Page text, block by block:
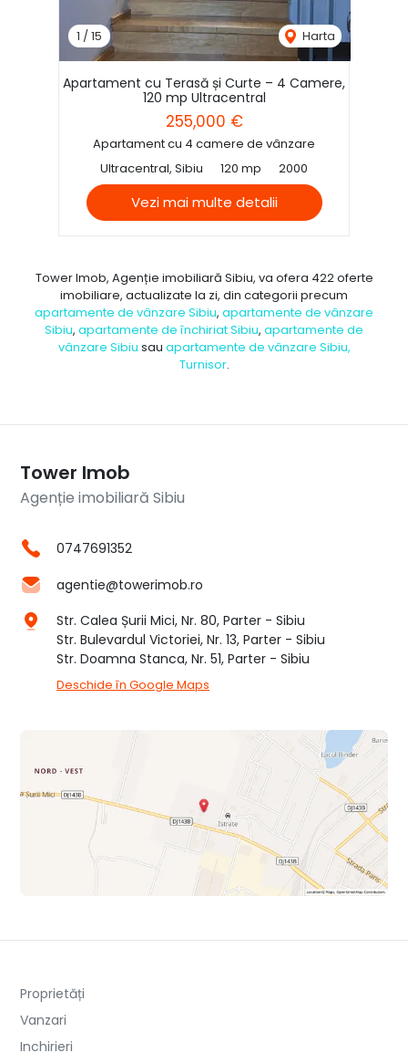
1 /15 Harta
Apartament cu Terasă și Curte – 4 Camere,
120 mp Ultracentral
255,000 €
Apartament cu 4 camere de vânzare
Ultracentral, Sibiu
120 mp 2000
Vezi mai multe detalii
Tower Imob, Agenție imobiliară Sibiu, va ofera 422 oferte
imobiliare, actualizate la zi, din categorii precum
apartamente de vânzare Sibiu, apartamente de vânzare
Sibiu, apartamente de închiriat Sibiu, apartamente de
vânzare Sibiu sau apartamente de vânzare Sibiu,
Turnisor.
Tower Imob
Agenție imobiliară Sibiu
0747691352
agentie@towerimob.ro
Str. Calea Șurii Mici, Nr. 80, Parter - Sibiu
Str. Bulevardul Victoriei, Nr. 13, Parter - Sibiu
Str. Doamna Stanca, Nr. 51, Parter - Sibiu
Deschide în Google Maps
Proprietăți
Vanzari
Inchirieri